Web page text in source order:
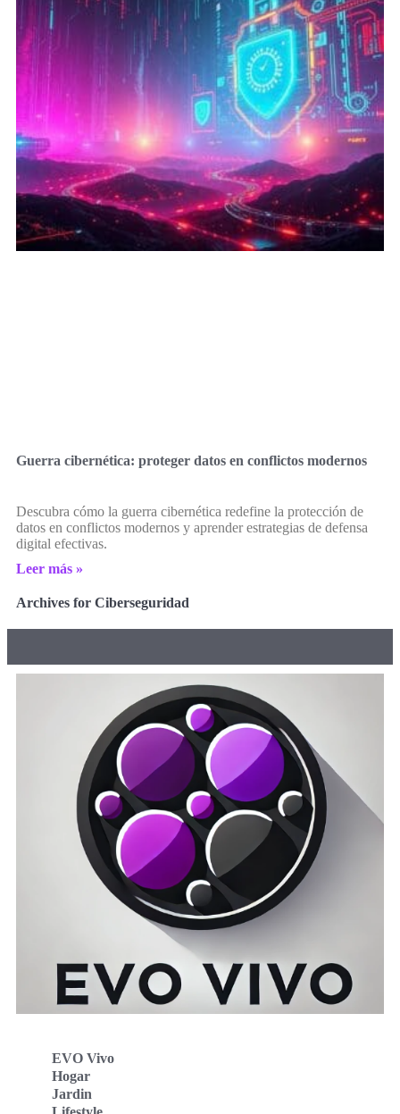
Guerra cibernética: proteger datos en conflictos modernos
Descubra cómo la guerra cibernética redefine la protección de
datos en conflictos modernos y aprender estrategias de defensa
digital efectivas.
Leer más »
Archives for Ciberseguridad
EVO Vivo
Hogar
Jardin